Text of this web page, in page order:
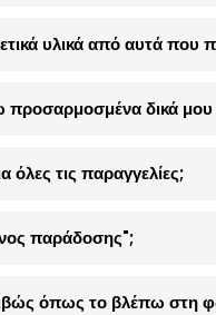
υλικά από αυτά που
δικά μου
όλες τις παραγγελίες;
παράδοσης";
όπως το βλέπω στη